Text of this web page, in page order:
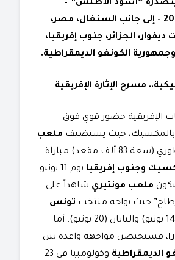
“أسود الأطلس” –
أصحاب إنجاز 2022 – إلى جانب السنغال، مصر،
الجزائر، جنوب إفريقيا،
الكونغو الديمقراطية.
مسرح الإثارة الإفريقية
الإفريقية حضور قوي فوق
بالمكسيك، حيث يستضيف ملعب
الأسطوري (سعة 83 ألف مقعد) مباراة
وجنوب إفريقيا
يوم 11 يونيو.
ملعب مونتيري شاهداً على
حيث يواجه منتخب تونس
، فسيحتضن مواجهة واعدة بين
الديمقراطية
وكولومبيا في 23